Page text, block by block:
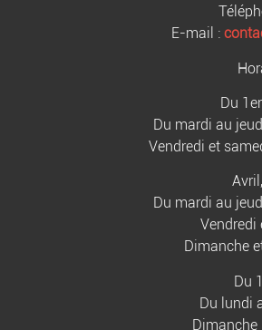
E-mail :
Du
Du mardi au
Vendredi et
Du mardi au
Vendredi
Dimanche
Du
Du lundi
Dimanche